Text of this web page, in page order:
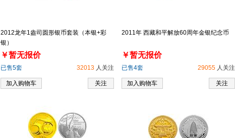
2012龙年1盎司圆形银币套装（本银+彩
银）
￥暂无报价
32013 人关注
已售5套
关注
加入购物车
2011年 西藏和平解放60周年金银纪念币
￥暂无报价
29055 人关注
已售4套
关注
加入购物车